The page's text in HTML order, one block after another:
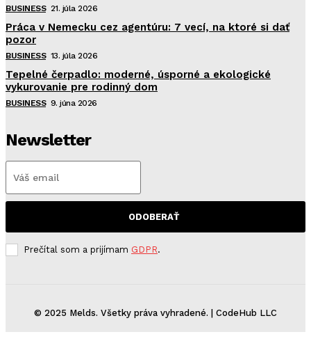
BUSINESS 21. júla 2026
Práca v Nemecku cez agentúru: 7 vecí, na ktoré si dať
pozor
BUSINESS 13. júla 2026
Tepelné čerpadlo: moderné, úsporné a ekologické
vykurovanie pre rodinný dom
BUSINESS 9. júna 2026
Newsletter
ODOBERAŤ
Prečítal som a prijímam GDPR.
© 2025 Melds. Všetky práva vyhradené. | CodeHub LLC